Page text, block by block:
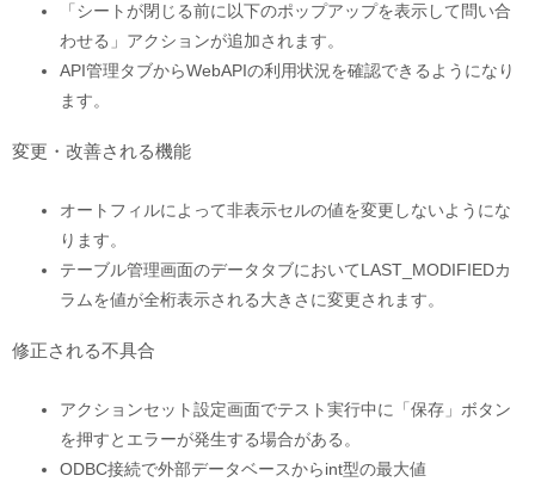
「シートが閉じる前に以下のポップアップを表示して問い合
わせる」アクションが追加されます。
API管理タブからWebAPIの利用状況を確認できるようになり
ます。
変更・改善される機能
オートフィルによって非表示セルの値を変更しないようにな
ります。
テーブル管理画面のデータタブにおいてLAST_MODIFIEDカ
ラムを値が全桁表示される大きさに変更されます。
修正される不具合
アクションセット設定画面でテスト実行中に「保存」ボタン
を押すとエラーが発生する場合がある。
ODBC接続で外部データベースからint型の最大値